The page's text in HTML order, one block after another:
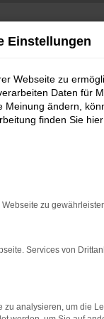
Stand sind.
Einstellungen
Webseite zu
Daten für
ändern,
finden Sie
zu
Services von
analysieren, um die